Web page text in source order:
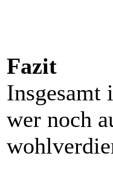
Fazit
Insgesamt
wer noch